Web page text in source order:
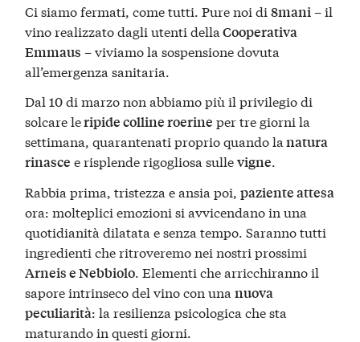
Ci siamo fermati, come tutti. Pure noi di8mani – il
vino realizzato dagli utenti della Cooperativa
Emmaus – viviamo la sospensione dovuta
all’emergenza sanitaria.
Dal 10 di marzo non abbiamo più il privilegio di
solcare leripide colline roerine per tre giorni la
settimana, quarantenati proprio quando la natura
rinasce e risplende rigogliosa sullevigne.
Rabbia prima, tristezza e ansia poi,paziente attesa
ora: molteplici emozioni si avvicendano in una
quotidianità dilatata e senza tempo. Saranno tutti
ingredienti che ritroveremo nei nostri prossimi
Arneis e Nebbiolo. Elementi che arricchiranno il
sapore intrinseco del vino con unanuova
peculiarità: la resilienza psicologica che sta
maturando in questi giorni.